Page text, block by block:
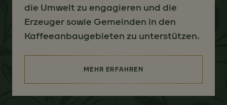
die Umwelt zu engagieren und die
Erzeuger sowie Gemeinden in den
Kaffeeanbaugebieten zu unterstützen.
MEHR ERFAHREN